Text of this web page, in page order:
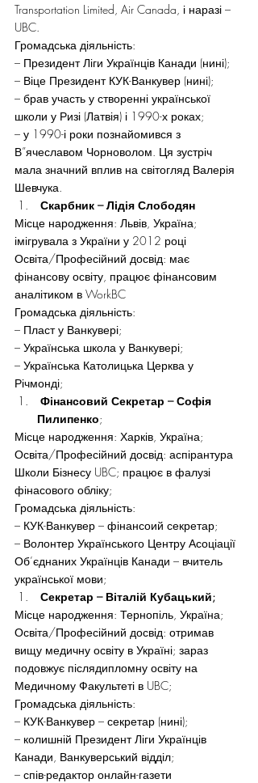
Transportation Limited, Air Canada, і наразі –
UBC.
Громадська діяльність:
– Президент Ліги Українців Канади (нині);
– Віце Президент КУК-Ванкувер (нині);
– брав участь у створенні української
школи у Ризі (Латвія) і 1990-х роках;
– у 1990-і роки познайомився з
В”ячеславом Чорноволом. Ця зустріч
мала значний вплив на світогляд Валерія
Шевчука.
Скарбник – Лідія Слободян
Місце народження: Львів, Україна;
імігрувала з України у 2012 році
Освіта/Професійний досвід: має
фінансову освіту, працює фінансовим
аналітиком в WorkBC
Громадська діяльність:
– Пласт у Ванкувері;
– Українська школа у Ванкувері;
– Українська Католицька Церква у
Річмонді;
Пилипенко;
Місце народження: Харків, Україна;
Освіта/Професійний досвід: аспірантура
Школи Бізнесу UBC; працює в фалузі
фінасового обліку;
Громадська діяльність:
– КУК-Ванкувер – фінансоий секретар;
– Волонтер Українського Центру Асоціації
Об’єднаних Українців Канади – вчитель
української мови;
Секретар – Віталій Кубацький;
Місце народження: Тернопіль, Україна;
Освіта/Професійний досвід: отримав
вищу медичну освіту в Україні; зараз
подовжує післядипломну освіту на
Медичному Факультеті в UBC;
Громадська діяльність:
– КУК-Ванкувер – секретар (нині);
– колишній Президент Ліги Українців
Канади, Ванкуверський відділ;
– спів-редактор онлайн-газети